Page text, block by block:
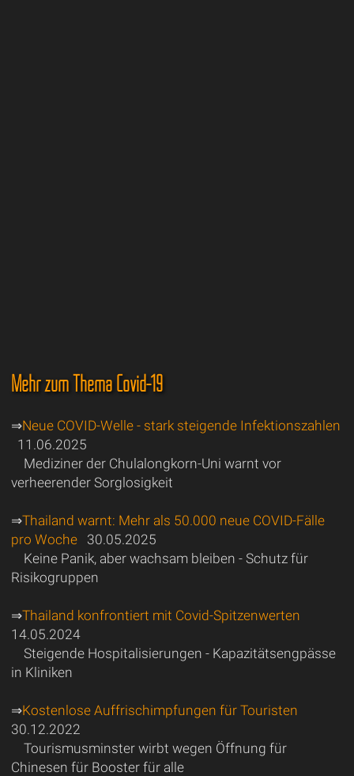
Mehr zum Thema Covid-19
⇒Neue COVID-Welle - stark steigende Infektionszahlen
11.06.2025
Mediziner der Chulalongkorn-Uni warnt vor
verheerender Sorglosigkeit
⇒Thailand warnt: Mehr als 50.000 neue COVID-Fälle
pro Woche30.05.2025
Keine Panik, aber wachsam bleiben - Schutz für
Risikogruppen
⇒Thailand konfrontiert mit Covid-Spitzenwerten
14.05.2024
Steigende Hospitalisierungen - Kapazitätsengpässe
in Kliniken
⇒Kostenlose Auffrischimpfungen für Touristen
30.12.2022
Tourismusminster wirbt wegen Öffnung für
Chinesen für Booster für alle